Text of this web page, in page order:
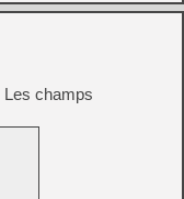
Les champs